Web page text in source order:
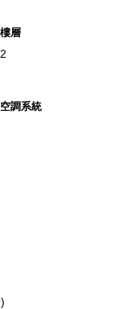
樓層
2
空調系統